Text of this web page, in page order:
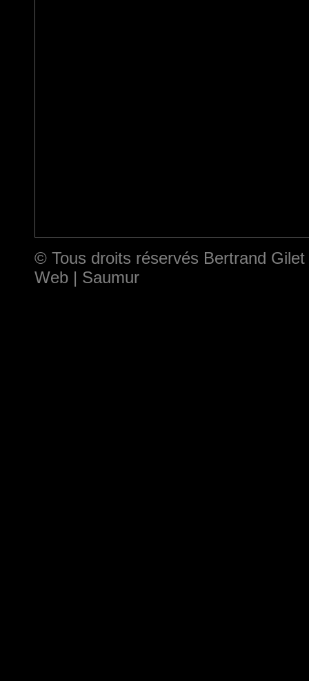
© Tous droits réservés Bertrand
Web | Saumur